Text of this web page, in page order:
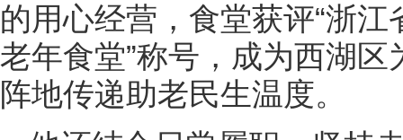
的用心经营，食堂获评“浙江
老年食堂”称号，成为西湖
阵地传递助老民生温度。